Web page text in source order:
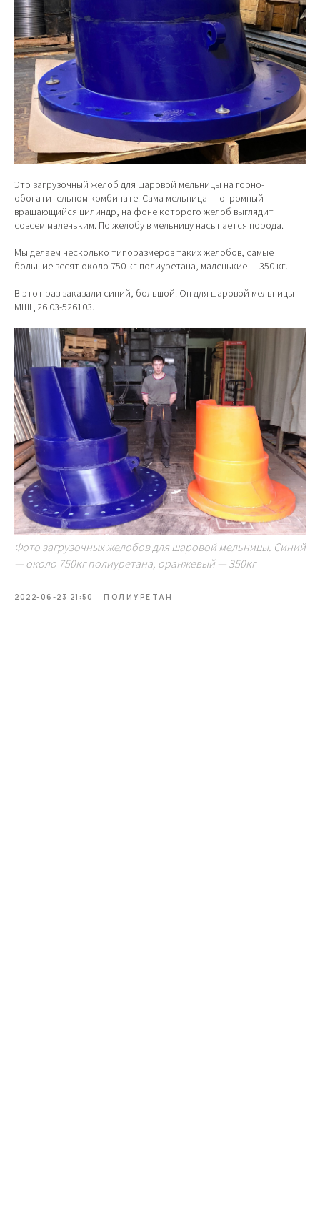
Это загрузочный желоб для шаровой мельницы на горно-
обогатительном комбинате. Сама мельница — огромный
вращающийся цилиндр, на фоне которого желоб выглядит
совсем маленьким. По желобу в мельницу насыпается порода.
Мы делаем несколько типоразмеров таких желобов, самые
большие весят около 750 кг полиуретана, маленькие — 350 кг.
В этот раз заказали синий, большой. Он для шаровой мельницы
МШЦ 26 03-526103.
Фото загрузочных желобов для шаровой мельницы. Синий
— около 750кг полиуретана, оранжевый — 350кг
2022-06-23 21:50 ПОЛИУРЕТАН